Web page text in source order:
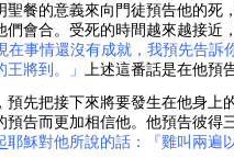
餐的意義來向門徒預告他的死
們會合。受死的時間越來越接近
在事情還沒有成就，我預先告
將到。」
上述這番話是在他預
先把接下來將要發生在他身上
告而更加相信他。他預告彼得
耶穌對他所說的話：『雞叫兩遍